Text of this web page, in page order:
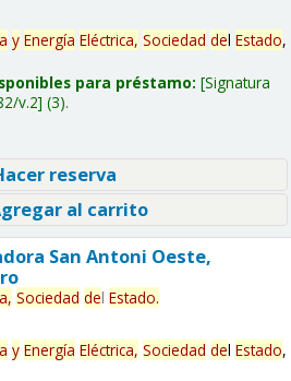
y Energía Eléctrica, Sociedad del Estado,
para préstamo: Signatura
v.2 (3).
reserva
al carrito
San Antoni Oeste,
Sociedad del Estado.
y Energía Eléctrica, Sociedad del Estado,